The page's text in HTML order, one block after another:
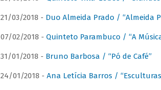
21/03/2018 - Duo Almeida Prado / “Almeida
07/02/2018 - Quinteto Parambuco / “A
31/01/2018 - Bruno Barbosa / “Pó de Café”
24/01/2018 - Ana Letícia Barros /